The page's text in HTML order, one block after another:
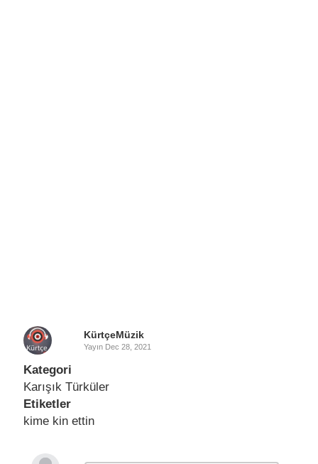
KürtçeMüzik
Yayın Dec 28, 2021
Kategori
Karışık Türküler
Etiketler
kime kin ettin